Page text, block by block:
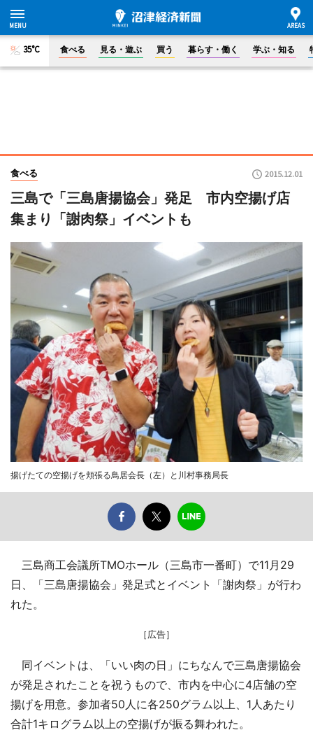
35°C 食べる 見る・遊ぶ 買う 暮らす・働く 学ぶ・知る
食べる 2015.12.01
三島で「三島唐揚協会」発足 市内空揚げ店
集まり「謝肉祭」イベントも
揚げたての空揚げを頬張る鳥居会長（左）と川村事務局長
三島商工会議所TMOホール（三島市一番町）で11月29
日、「三島唐揚協会」発足式とイベント「謝肉祭」が行わ
れた。
［広告］
同イベントは、「いい肉の日」にちなんで三島唐揚協会
が発足されたことを祝うもので、市内を中心に4店舗の空
揚げを用意。参加者50人に各250グラム以上、1人あたり
合計1キログラム以上の空揚げが振る舞われた。